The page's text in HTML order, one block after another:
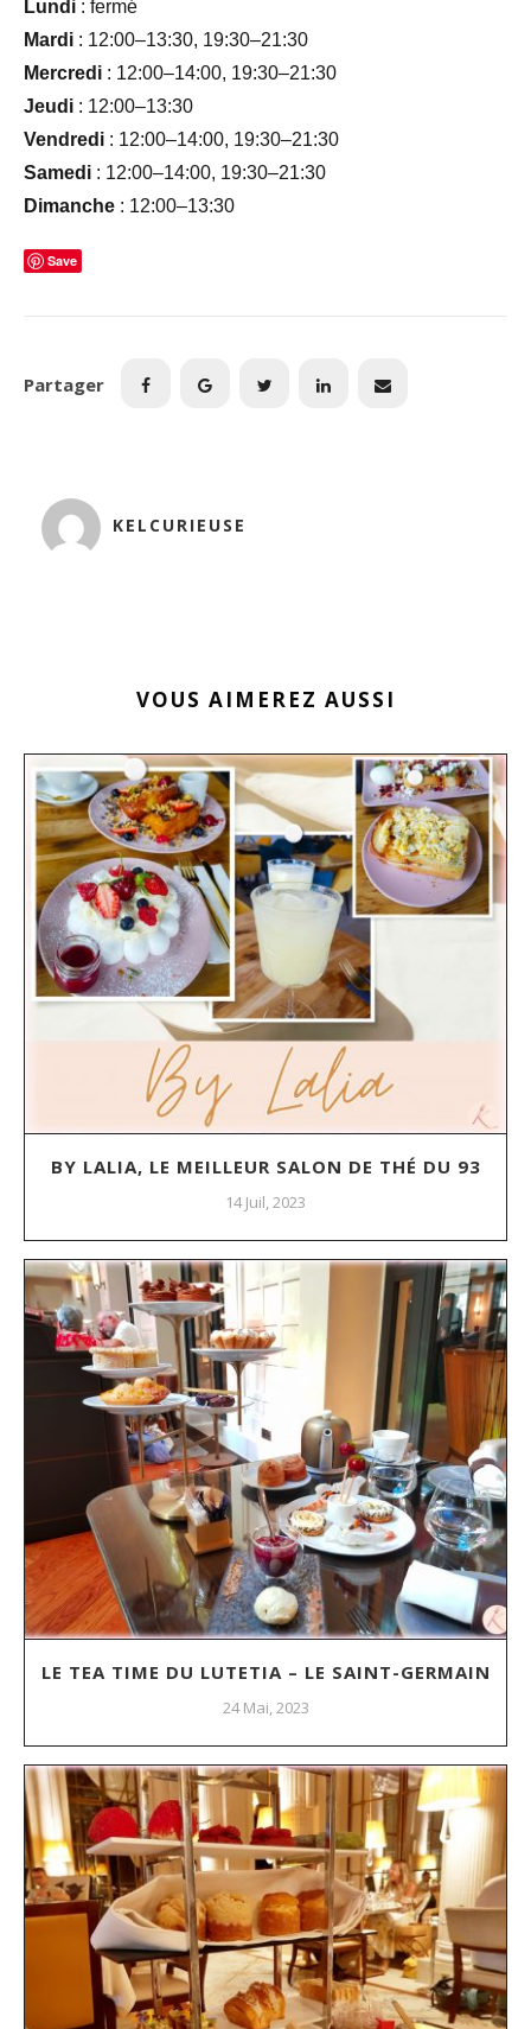
Lundi : fermé
Mardi : 12:00–13:30, 19:30–21:30
Mercredi : 12:00–14:00, 19:30–21:30
Jeudi : 12:00–13:30
Vendredi : 12:00–14:00, 19:30–21:30
Samedi : 12:00–14:00, 19:30–21:30
Dimanche : 12:00–13:30
Save
Partager
KELCURIEUSE
VOUS AIMEREZ AUSSI
BY LALIA, LE MEILLEUR SALON DE THÉ DU 93
14 Juil, 2023
LE TEA TIME DU LUTETIA – LE SAINT-GERMAIN
24 Mai, 2023